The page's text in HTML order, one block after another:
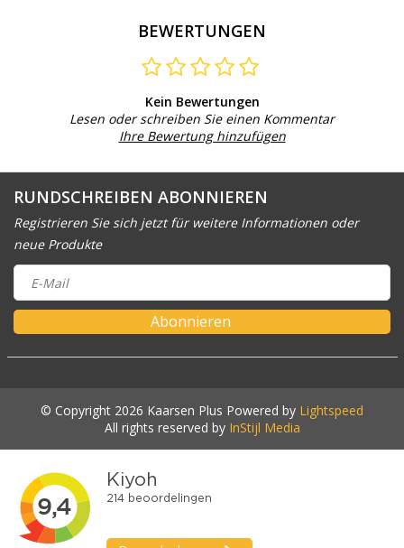
BEWERTUNGEN
Kein Bewertungen
Lesen oder schreiben Sie einen Kommentar
Ihre Bewertung hinzufügen
RUNDSCHREIBEN ABONNIEREN
Registrieren Sie sich jetzt für weitere Informationen oder
neue Produkte
Abonnieren
© Copyright 2026 Kaarsen Plus Powered by Lightspeed
All rights reserved by InStijl Media